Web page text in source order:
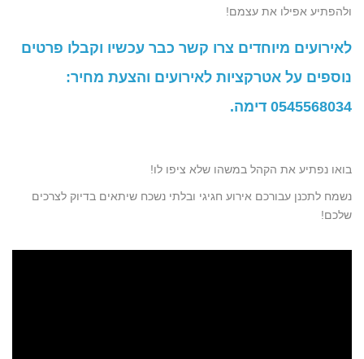
ולהפתיע אפילו את עצמם!
לאירועים מיוחדים צרו קשר כבר עכשיו וקבלו פרטים
נוספים על אטרקציות לאירועים והצעת מחיר:
0545568034 דימה.
בואו נפתיע את הקהל במשהו שלא ציפו לו!
נשמח לתכנן עבורכם אירוע חגיגי ובלתי נשכח שיתאים בדיוק לצרכים
שלכם!